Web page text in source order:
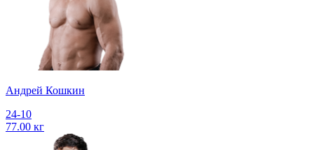
Андрей Кошкин
24-10
77.00 кг